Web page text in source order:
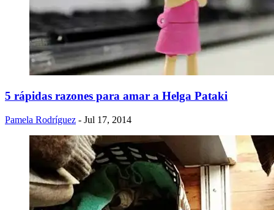
5 rápidas razones para amar a Helga Pataki
Pamela Rodríguez - Jul 17, 2014